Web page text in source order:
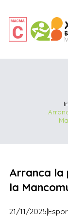
Arranca la
la
21/11/2025|